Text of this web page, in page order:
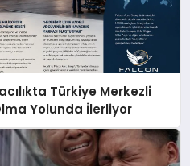
Türkiye Merkezli
Yolunda İlerliyor